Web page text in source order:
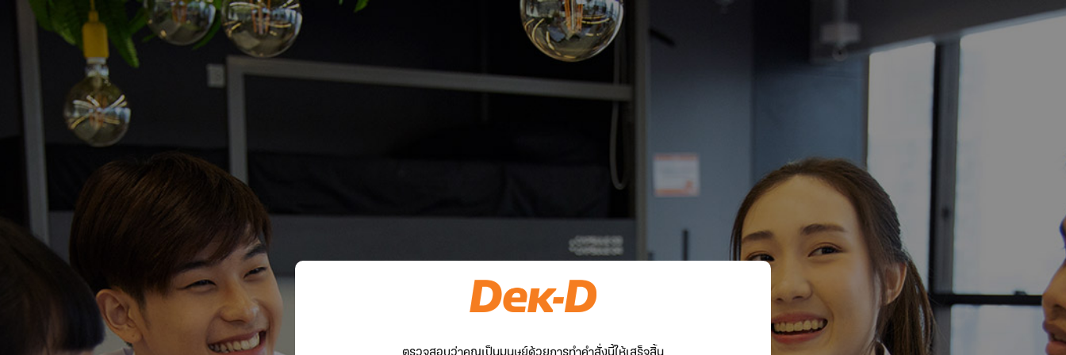
ตรวจสอบว่าคุณเป็นมนุษย์ด้วยการทำคำสั่งนี้ให้เสร็จสิ้น